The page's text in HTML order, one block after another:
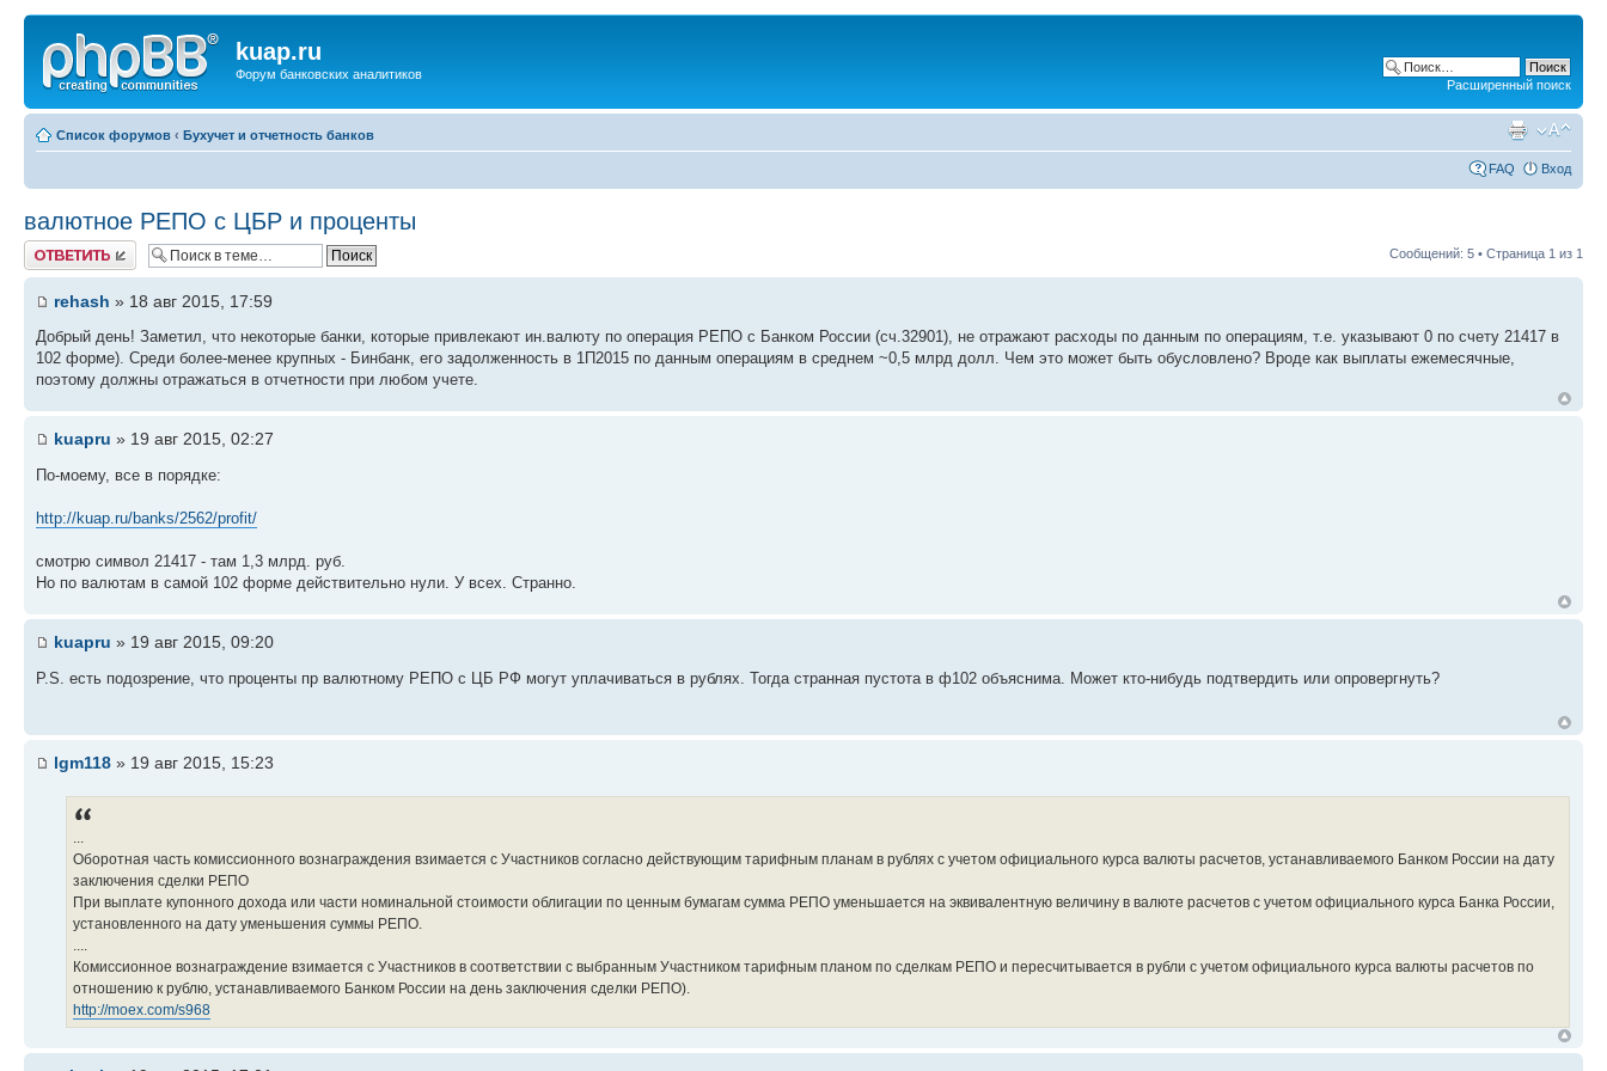
kuap.ru
Форум банковских аналитиков
Расширенный поиск
Список форумов ‹ Бухучет и отчетность банков
FAQ Вход
валютное РЕПО с ЦБР и проценты
Ответить Сообщений: 5 • Страница 1 из 1
rehash » 18 авг 2015, 17:59
Добрый день! Заметил, что некоторые банки, которые привлекают ин.валюту по операция РЕПО с Банком России (сч.32901), не отражают расходы по данным по операциям, т.е. указывают 0 по счету 21417 в
102 форме). Среди более-менее крупных - Бинбанк, его задолженность в 1П2015 по данным операциям в среднем ~0,5 млрд долл. Чем это может быть обусловлено? Вроде как выплаты ежемесячные,
поэтому должны отражаться в отчетности при любом учете.
kuapru » 19 авг 2015, 02:27
По-моему, все в порядке:
http://kuap.ru/banks/2562/profit/
смотрю символ 21417 - там 1,3 млрд. руб.
Но по валютам в самой 102 форме действительно нули. У всех. Странно.
kuapru » 19 авг 2015, 09:20
P.S. есть подозрение, что проценты пр валютному РЕПО с ЦБ РФ могут уплачиваться в рублях. Тогда странная пустота в ф102 объяснима. Может кто-нибудь подтвердить или опровергнуть?
lgm118 » 19 авг 2015, 15:23
...
Оборотная часть комиссионного вознаграждения взимается с Участников согласно действующим тарифным планам в рублях с учетом официального курса валюты расчетов, устанавливаемого Банком России на дату
заключения сделки РЕПО
При выплате купонного дохода или части номинальной стоимости облигации по ценным бумагам сумма РЕПО уменьшается на эквивалентную величину в валюте расчетов с учетом официального курса Банка России,
установленного на дату уменьшения суммы РЕПО.
....
Комиссионное вознаграждение взимается с Участников в соответствии с выбранным Участником тарифным планом по сделкам РЕПО и пересчитывается в рубли с учетом официального курса валюты расчетов по
отношению к рублю, устанавливаемого Банком России на день заключения сделки РЕПО).
http://moex.com/s968